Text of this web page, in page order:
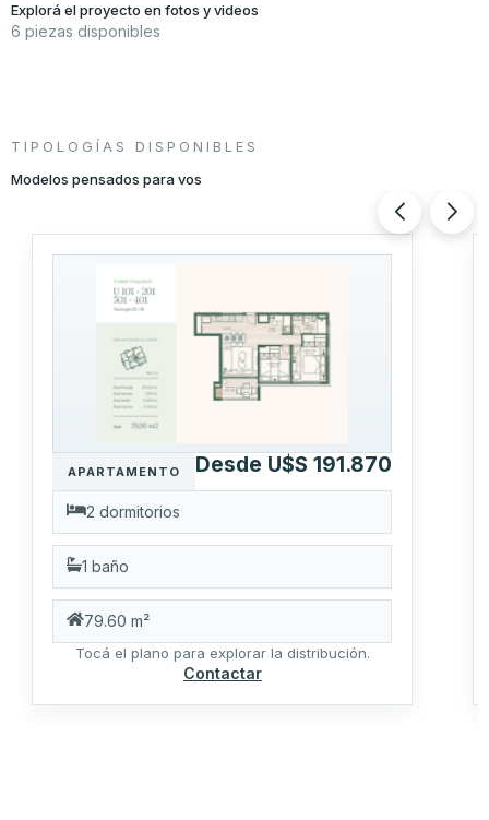
Explorá el proyecto en fotos y videos
6 piezas disponibles
TIPOLOGÍAS DISPONIBLES
Modelos pensados para vos
APARTAMENTO Desde U$S 191.870
2 dormitorios
1 baño
79.60 m²
Tocá el plano para explorar la distribución.
Contactar